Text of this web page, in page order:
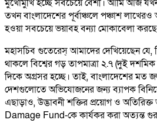
মুখোমুখি হচ্ছে সবচেয়ে বেশী। আমি আজ
তখন বাংলাদেশের পূর্বাঞ্চলে পঞ্চাশ
হওয়া সবচেয়ে ভয়াবহ বন্যা মোকাবেলা
মহাসচিব গুতেরেস্ আমাদের দেখিয়েছেন যে,
থাকলে বিশ্বের গড় তাপমাত্রা ২.৭ (দুই দশমিক
দিকে অগ্রসর হচ্ছে। তাই, বাংলাদেশের মত
দেশগুলোতে অভিযোজনের জন্য ব্যাপক
এছাড়াও, উদ্ভাবনী শক্তির প্রয়োগ ও
Damage Fund-কে কার্যকর করা অত্যন্ত